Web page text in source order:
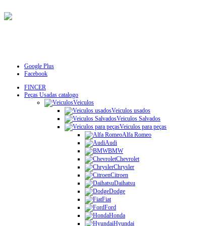
Google Plus
Facebook
FINCER
Peças Usadas catalogo
Veiculos
Veiculos usados
Veiculos Salvados
Veiculos para peças
Alfa Romeo
Audi
BMW
Chevrolet
Chrysler
Citroen
Daihatsu
Dodge
Fiat
Ford
Honda
Hyundai